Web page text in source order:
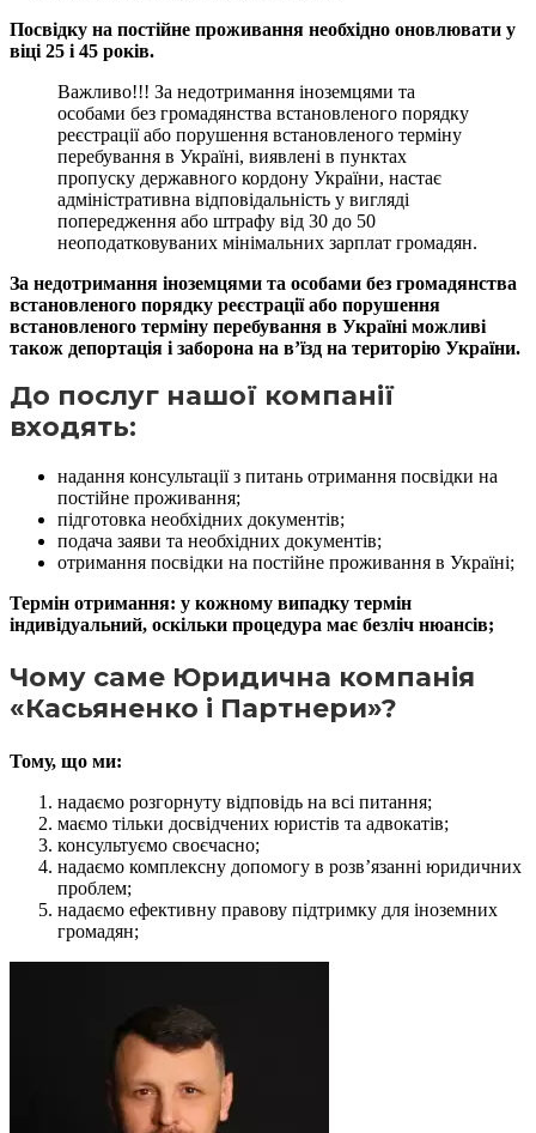
Посвідку на постійне проживання необхідно оновлювати у
віці 25 і 45 років.
Важливо!!! За недотримання іноземцями та
особами без громадянства встановленого порядку
реєстрації або порушення встановленого терміну
перебування в Україні, виявлені в пунктах
пропуску державного кордону України, настає
адміністративна відповідальність у вигляді
попередження або штрафу від 30 до 50
неоподатковуваних мінімальних зарплат громадян.
За недотримання іноземцями та особами без громадянства
встановленого порядку реєстрації або порушення
встановленого терміну перебування в Україні можливі
також депортація і заборона на в’їзд на територію України.
До послуг нашої компанії
входять:
надання консультації з питань отримання посвідки на
постійне проживання;
підготовка необхідних документів;
подача заяви та необхідних документів;
отримання посвідки на постійне проживання в Україні;
Термін отримання: у кожному випадку термін
індивідуальний, оскільки процедура має безліч нюансів;
Чому саме Юридична компанія
«Касьяненко і Партнери»?
Тому, що ми:
надаємо розгорнуту відповідь на всі питання;
маємо тільки досвідчених юристів та адвокатів;
консультуємо своєчасно;
надаємо комплексну допомогу в розв’язанні юридичних
проблем;
надаємо ефективну правову підтримку для іноземних
громадян;